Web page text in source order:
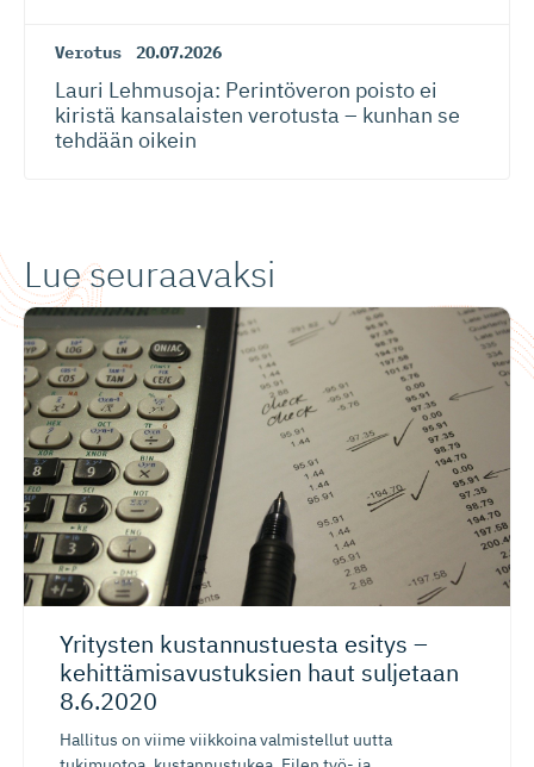
Verotus 20.07.2026
Lauri Lehmusoja: Perintöveron poisto ei
kiristä kansalaisten verotusta – kunhan se
tehdään oikein
Lue seuraavaksi
Yritysten kustannus­tuesta esitys –
kehittämi­sa­vus­tuksien haut suljetaan
8.6.2020
Hallitus on viime viikkoina valmistellut uutta